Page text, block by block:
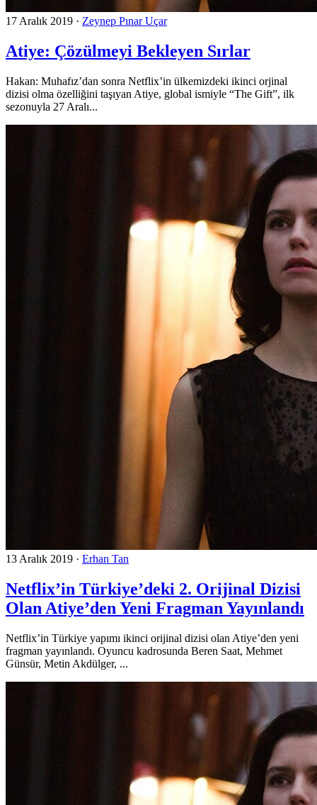
17 Aralık 2019 · Zeynep Pınar Uçar
Atiye: Çözülmeyi Bekleyen Sırlar
Hakan: Muhafız’dan sonra Netflix’in ülkemizdeki ikinci orjinal
dizisi olma özelliğini taşıyan Atiye, global ismiyle “The Gift”, ilk
sezonuyla 27 Aralı...
13 Aralık 2019 · Erhan Tan
Netflix’in Türkiye’deki 2. Orijinal Dizisi
Olan Atiye’den Yeni Fragman Yayınlandı
Netflix’in Türkiye yapımı ikinci orijinal dizisi olan Atiye’den yeni
fragman yayınlandı. Oyuncu kadrosunda Beren Saat, Mehmet
Günsür, Metin Akdülger, ...